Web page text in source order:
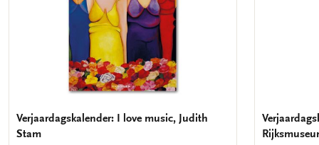
Verjaardagskalender: I love music, Judith
Stam